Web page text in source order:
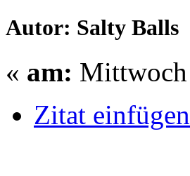
Autor: Salty Balls
« am: Mittwoch
Zitat einfügen